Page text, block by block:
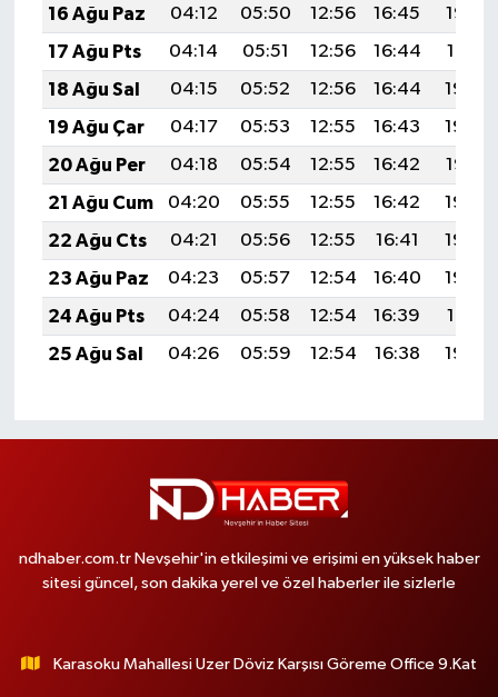
16 Ağu Paz
04:12 05:50 12:56 16:45
19:53
17 Ağu Pts
04:14 05:51 12:56 16:44
19:51
18 Ağu Sal
04:15 05:52 12:56 16:44
19:50
19 Ağu Çar
04:17 05:53 12:55 16:43
19:48
20 Ağu Per
04:18 05:54 12:55 16:42
19:47
21 Ağu Cum
04:20 05:55 12:55 16:42
19:45
22 Ağu Cts
04:21 05:56 12:55 16:41
19:44
23 Ağu Paz
04:23 05:57 12:54 16:40
19:42
24 Ağu Pts
04:24 05:58 12:54 16:39
19:41
25 Ağu Sal
04:26 05:59 12:54 16:38 19:39
ndhaber.com.tr Nevşehir'in etkileşimi ve erişimi en yüksek haber
sitesi güncel, son dakika yerel ve özel haberler ile sizlerle
Karasoku Mahallesi Uzer Döviz Karşısı Göreme Office 9.Kat